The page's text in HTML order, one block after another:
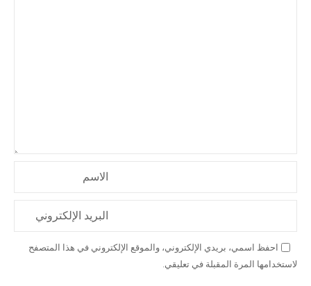
الاسم
البريد الإلكتروني
احفظ اسمي، بريدي الإلكتروني، والموقع الإلكتروني في هذا المتصفح
لاستخدامها المرة المقبلة في تعليقي.